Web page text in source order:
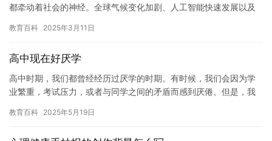
都牵动着社会的神经。全球气候变化加剧、人工智能快速发展以及
的…
教育百科 2025年3月11日
高中现在好厌学
高中时期，我们都曾经经历过厌学的时期。有时候，我们会因为学
业繁重，考试压力，或者与同学之间的矛盾而感到厌倦。但是，我
成不良…
教育百科 2025年5月19日